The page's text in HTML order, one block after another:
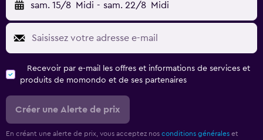
sam. 15/8 Midi - sam. 22/8 Midi
Recevoir par e-mail les offres et informations de services et
produits de momondo et de ses partenaires
Créer une Alerte de prix
En créant une alerte de prix, vous acceptez nos conditions générales et